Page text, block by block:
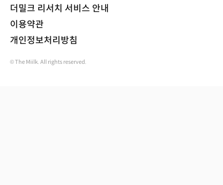
더밀크 리서치 서비스 안내
이용약관
개인정보처리방침
© The Miilk. All rights reserved.